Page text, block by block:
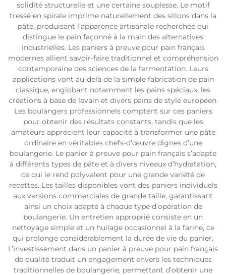
solidité structurelle et une certaine souplesse. Le motif
tressé en spirale imprime naturellement des sillons dans la
pâte, produisant l’apparence artisanale recherchée qui
distingue le pain façonné à la main des alternatives
industrielles. Les paniers à preuve pour pain français
modernes allient savoir-faire traditionnel et compréhension
contemporaine des sciences de la fermentation. Leurs
applications vont au-delà de la simple fabrication de pain
classique, englobant notamment les pains spéciaux, les
créations à base de levain et divers pains de style européen.
Les boulangers professionnels comptent sur ces paniers
pour obtenir des résultats constants, tandis que les
amateurs apprécient leur capacité à transformer une pâte
ordinaire en véritables chefs-d’œuvre dignes d’une
boulangerie. Le panier à preuve pour pain français s’adapte
à différents types de pâte et à divers niveaux d’hydratation,
ce qui le rend polyvalent pour une grande variété de
recettes. Les tailles disponibles vont des paniers individuels
aux versions commerciales de grande taille, garantissant
ainsi un choix adapté à chaque type d’opération de
boulangerie. Un entretien approprié consiste en un
nettoyage simple et un huilage occasionnel à la farine, ce
qui prolonge considérablement la durée de vie du panier.
L’investissement dans un panier à preuve pour pain français
de qualité traduit un engagement envers les techniques
traditionnelles de boulangerie, permettant d’obtenir une